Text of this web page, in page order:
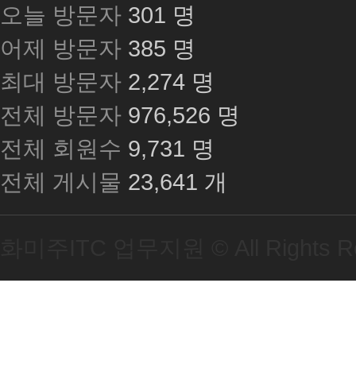
오늘 방문자 301 명
어제 방문자 385 명
최대 방문자 2,274 명
전체 방문자 976,526 명
전체 회원수 9,731 명
전체 게시물 23,641 개